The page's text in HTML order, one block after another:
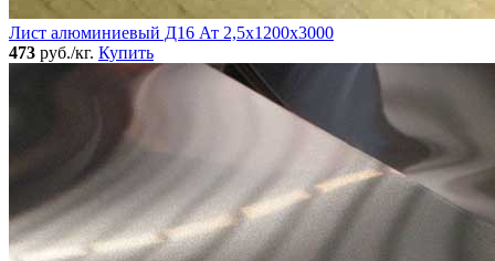
Лист алюминиевый Д16 Ат 2,5х1200х3000
473 руб./кг. Купить